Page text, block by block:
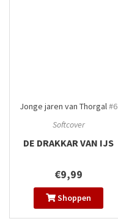
Jonge jaren van Thorgal#6
Softcover
DE DRAKKAR VAN IJS
€9,99
Shoppen